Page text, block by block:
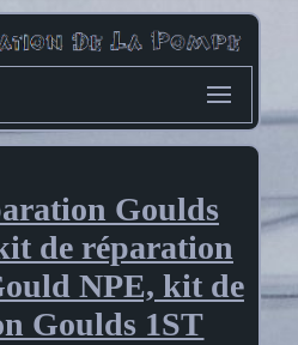
Goulds
de réparation
NPE, kit de
Goulds 1ST